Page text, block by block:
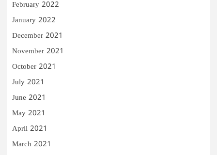
February 2022
January 2022
December 2021
November 2021
October 2021
July 2021
June 2021
May 2021
April 2021
March 2021